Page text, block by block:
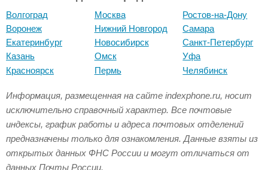
Волгоград
Воронеж
Екатеринбург
Казань
Красноярск
Москва
Нижний Новгород
Новосибирск
Омск
Пермь
Ростов-на-Дону
Самара
Санкт-Петербург
Уфа
Челябинск
Информация, размещенная на сайте indexphone.ru, носит
исключительно справочный характер. Все почтовые
индексы, график работы и адреса почтовых отделений
предназначены только для ознакомления. Данные взяты из
открытых данных ФНС России и могут отличаться от
данных Почты России.